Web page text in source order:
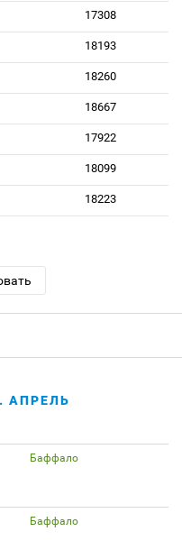
17308
18193
18260
18667
17922
18099
18223
АПРЕЛЬ
Баффало
Баффало